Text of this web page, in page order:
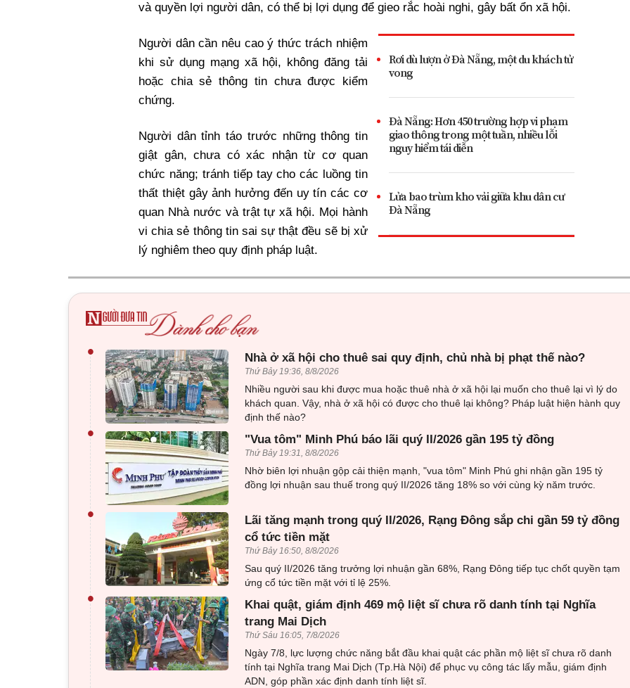
và quyền lợi người dân, có thể bị lợi dụng để gieo rắc hoài nghi, gây bất ổn xã hội.
Rơi dù lượn ở Đà Nẵng, một du khách tử
vong
Đà Nẵng: Hơn 450 trường hợp vi phạm
giao thông trong một tuần, nhiều lỗi
nguy hiểm tái diễn
Lửa bao trùm kho vải giữa khu dân cư
Đà Nẵng
Người dân cần nêu cao ý thức trách nhiệm
khi sử dụng mạng xã hội, không đăng tải
hoặc chia sẻ thông tin chưa được kiểm
chứng.
Người dân tỉnh táo trước những thông tin
giật gân, chưa có xác nhận từ cơ quan
chức năng; tránh tiếp tay cho các luồng tin
thất thiệt gây ảnh hưởng đến uy tín các cơ
quan Nhà nước và trật tự xã hội. Mọi hành
vi chia sẻ thông tin sai sự thật đều sẽ bị xử
lý nghiêm theo quy định pháp luật.
• Nhà ở xã hội cho thuê sai quy định, chủ nhà bị phạt thế nào?
Thứ Bảy 19:36, 8/8/2026
Nhiều người sau khi được mua hoặc thuê nhà ở xã hội lại muốn cho thuê lại vì lý do
khách quan. Vậy, nhà ở xã hội có được cho thuê lại không? Pháp luật hiện hành quy
định thế nào?
• "Vua tôm" Minh Phú báo lãi quý II/2026 gần 195 tỷ đồng
Thứ Bảy 19:31, 8/8/2026
Nhờ biên lợi nhuận gộp cải thiện mạnh, "vua tôm" Minh Phú ghi nhận gần 195 tỷ
đồng lợi nhuận sau thuế trong quý II/2026 tăng 18% so với cùng kỳ năm trước.
•
Lãi tăng mạnh trong quý II/2026, Rạng Đông sắp chi gần 59 tỷ đồng
cổ tức tiền mặt
Thứ Bảy 16:50, 8/8/2026
Sau quý II/2026 tăng trưởng lợi nhuận gần 68%, Rạng Đông tiếp tục chốt quyền tạm
ứng cổ tức tiền mặt với tỉ lệ 25%.
•
Khai quật, giám định 469 mộ liệt sĩ chưa rõ danh tính tại Nghĩa
trang Mai Dịch
Thứ Sáu 16:05, 7/8/2026
Ngày 7/8, lực lượng chức năng bắt đầu khai quật các phần mộ liệt sĩ chưa rõ danh
tính tại Nghĩa trang Mai Dịch (Tp.Hà Nội) để phục vụ công tác lấy mẫu, giám định
ADN, góp phần xác định danh tính liệt sĩ.